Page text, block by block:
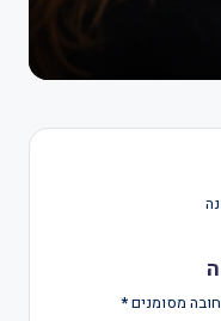
מסומנים*